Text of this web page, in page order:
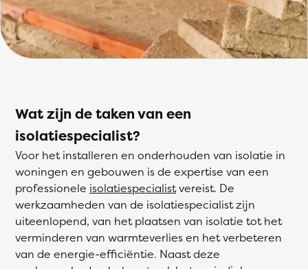
Wat zijn de taken van een
isolatiespecialist?
Voor het installeren en onderhouden van isolatie in
woningen en gebouwen is de expertise van een
professionele isolatiespecialistvereist. De
werkzaamheden van de isolatiespecialist zijn
uiteenlopend, van het plaatsen van isolatie tot het
verminderen van warmteverlies en het verbeteren
van de energie-efficiëntie. Naast deze